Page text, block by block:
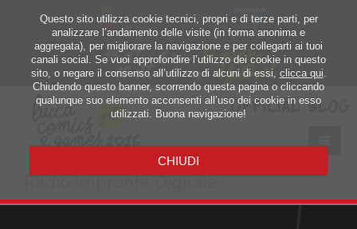
Radio Impronta Digitale
Questo sito utilizza cookie tecnici, propri e di terze parti, per
analizzare l’andamento delle visite (in forma anonima e
aggregata), per migliorare la navigazione e per collegarti ai tuoi
canali social. Se vuoi approfondire l’utilizzo dei cookie in questo
sito, o negare il consenso all’utilizzo di alcuni di essi, clicca qui.
Chiudendo questo banner, scorrendo questa pagina o cliccando
qualunque suo elemento acconsenti all’uso dei cookie in esso
utilizzati. Buona navigazione!
CHIUDI